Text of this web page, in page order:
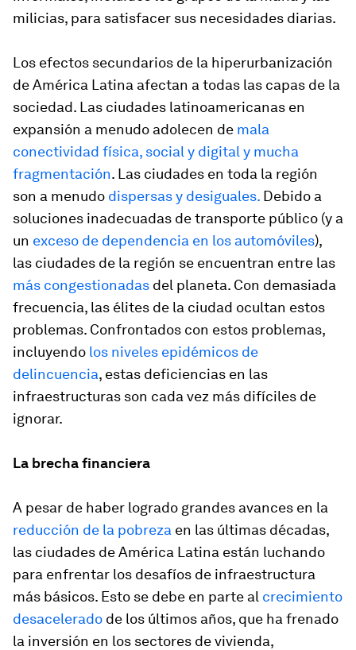
milicias, para satisfacer sus necesidades diarias.
Los efectos secundarios de la hiperurbanización
de América Latina afectan a todas las capas de la
sociedad. Las ciudades latinoamericanas en
expansión a menudo adolecen de mala
conectividad física, social y digital y mucha
fragmentación. Las ciudades en toda la región
son a menudo dispersas y desiguales. Debido a
soluciones inadecuadas de transporte público (y a
un exceso de dependencia en los automóviles),
las ciudades de la región se encuentran entre las
más congestionadas del planeta. Con demasiada
frecuencia, las élites de la ciudad ocultan estos
problemas. Confrontados con estos problemas,
incluyendo los niveles epidémicos de
delincuencia, estas deficiencias en las
infraestructuras son cada vez más difíciles de
ignorar.
La brecha financiera
A pesar de haber logrado grandes avances en la
reducción de la pobreza en las últimas décadas,
las ciudades de América Latina están luchando
para enfrentar los desafíos de infraestructura
más básicos. Esto se debe en parte al crecimiento
desacelerado de los últimos años, que ha frenado
la inversión en los sectores de vivienda,